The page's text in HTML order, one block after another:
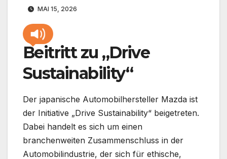
MAI 15, 2026
Beitritt zu „Drive
Sustainability“
Der japanische Automobilhersteller Mazda ist
der Initiative „Drive Sustainability“ beigetreten.
Dabei handelt es sich um einen
branchenweiten Zusammenschluss in der
Automobilindustrie, der sich für ethische,